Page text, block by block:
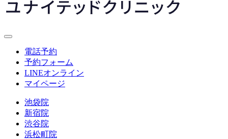
電話予約
予約フォーム
LINEオンライン
マイページ
池袋院
新宿院
渋谷院
浜松町院